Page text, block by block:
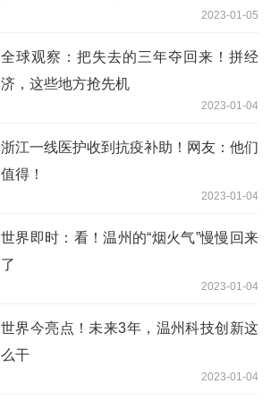
2023-01-05
全球观察：把失去的三年夺回来！拼经
济，这些地方抢先机
2023-01-04
浙江一线医护收到抗疫补助！网友：他们
值得！
2023-01-04
世界即时：看！温州的“烟火气”慢慢回来
了
2023-01-04
世界今亮点！未来3年，温州科技创新这
么干
2023-01-04